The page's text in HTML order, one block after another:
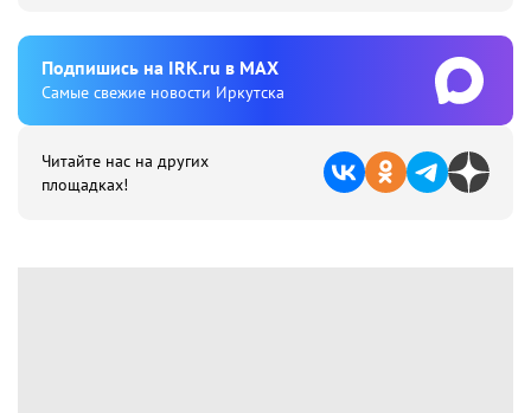
Подпишиcь на IRK.ru в MAX
Cамые свежие новости Иркутска
Читайте нас на других
площадках!